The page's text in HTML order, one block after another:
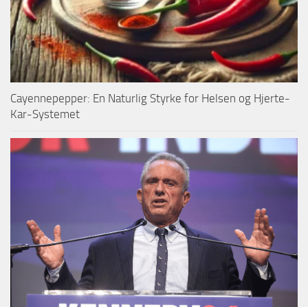
Cayennepepper: En Naturlig Styrke for Helsen og Hjerte-
Kar-Systemet